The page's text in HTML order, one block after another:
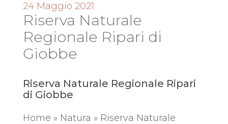
24 Maggio 2021
Riserva Naturale
Regionale Ripari di
Giobbe
Riserva Naturale Regionale Ripari
di Giobbe
Home » Natura » Riserva Naturale